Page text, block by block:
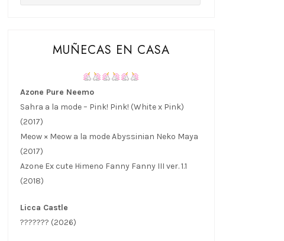
MUÑECAS EN CASA
Azone Pure Neemo
Sahra a la mode – Pink! Pink! (White x Pink)
(2017)
Meow × Meow a la mode Abyssinian Neko Maya
(2017)
Azone Ex cute Himeno Fanny Fanny III ver. 1.1
(2018)
Licca Castle
??????? (2026)